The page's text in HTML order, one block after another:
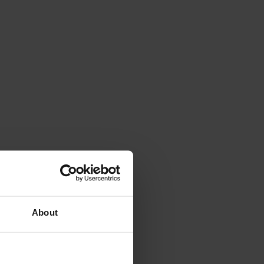
About